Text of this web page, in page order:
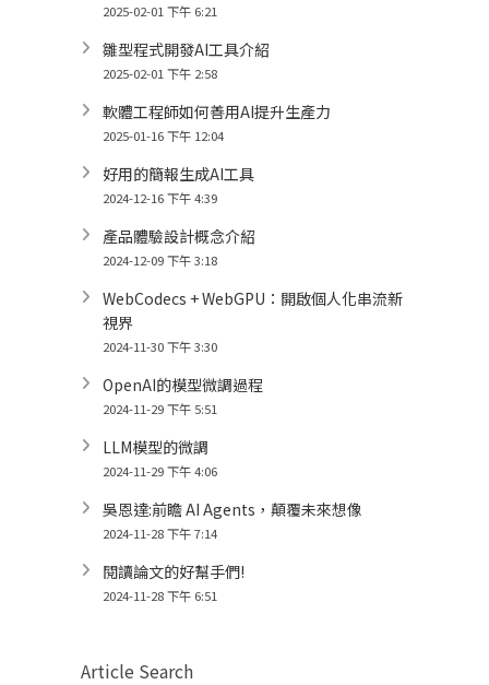
2025-02-01 下午 6:21
雛型程式開發AI工具介紹
2025-02-01 下午 2:58
軟體工程師如何善用AI提升生產力
2025-01-16 下午 12:04
好用的簡報生成AI工具
2024-12-16 下午 4:39
產品體驗設計概念介紹
2024-12-09 下午 3:18
WebCodecs + WebGPU：開啟個人化串流新
視界
2024-11-30 下午 3:30
OpenAI的模型微調過程
2024-11-29 下午 5:51
LLM模型的微調
2024-11-29 下午 4:06
吳恩達:前瞻 AI Agents，顛覆未來想像
2024-11-28 下午 7:14
閱讀論文的好幫手們!
2024-11-28 下午 6:51
Article Search